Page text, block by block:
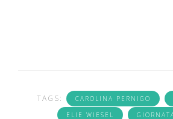
TAGS: CAROLINA PERNIGO
ELIE WIESEL